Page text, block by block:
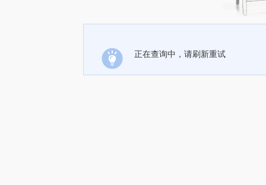
正在查询中，请刷新重试